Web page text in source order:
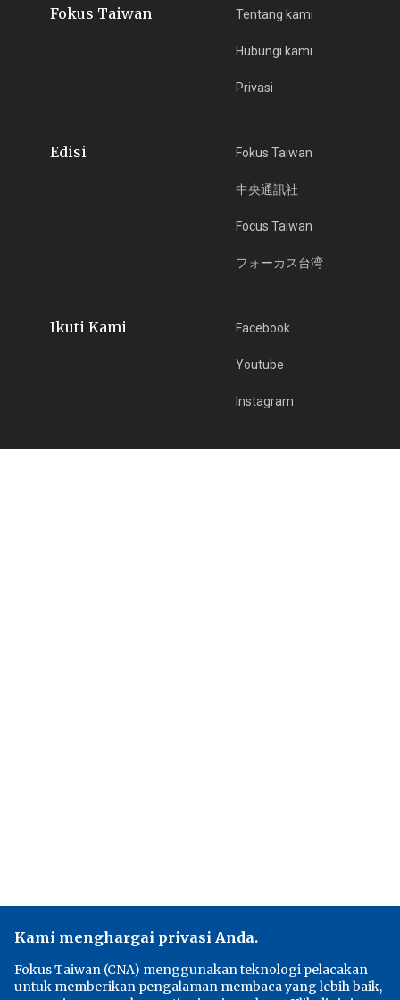
Fokus Taiwan Tentang kami
Hubungi kami
Privasi
Edisi Fokus Taiwan
中央通訊社
Focus Taiwan
フォーカス台湾
Ikuti Kami Facebook
Youtube
Instagram
Kami menghargai privasi Anda.
Fokus Taiwan (CNA) menggunakan teknologi pelacakan
untuk memberikan pengalaman membaca yang lebih baik,